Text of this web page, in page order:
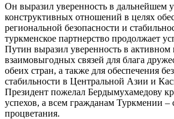
Он выразил уверенность в дальнейшем
конструктивных отношений в целях
региональной безопасности и
туркменское партнерство продолжает
Путин выразил уверенность в
взаимовыгодных связей для блага
обеих стран, а также для обеспечения
стабильности в Центральной Азии и
Президент пожелал Бердымухамедову
успехов, а всем гражданам Туркмении –
процветания.